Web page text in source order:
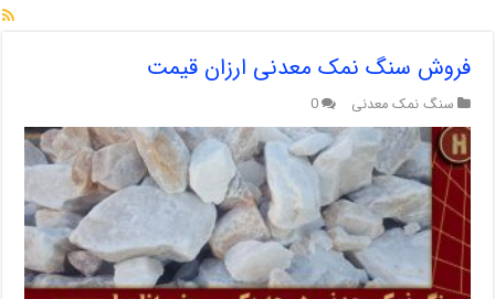
فروش سنگ نمک معدنی ارزان قیمت
سنگ نمک معدنی 0